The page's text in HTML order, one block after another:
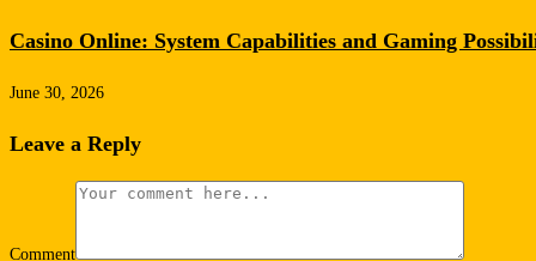
Casino Online: System Capabilities and Gaming
June 30, 2026
Leave a Reply
Comment